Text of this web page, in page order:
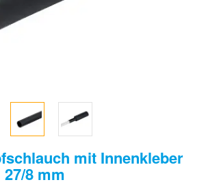
mit Innenkleber
8 mm